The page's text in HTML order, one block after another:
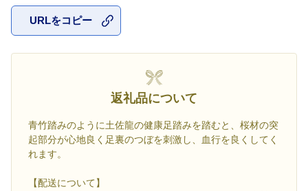
URLをコピー
返礼品について
青竹踏みのように土佐龍の健康足踏みを踏むと、桜材の突
起部分が心地良く足裏のつぼを刺激し、血行を良くしてく
れます。
【配送について】